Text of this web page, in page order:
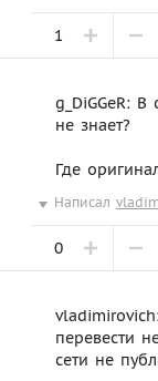
1
g_DiGGeR:
не знает?
Где
Написал
0
перевести
сети не